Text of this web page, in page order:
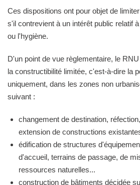
Ces dispositions ont pour objet de
s'il contrevient à un intérêt public relatif
ou l'hygiène.
D'un point de vue règlementaire, le
la constructibilité limitée, c'est-à-dire la
uniquement, dans les zones non
suivant :
changement de destination,
extension de constructions
édification de structures
d'accueil, terrains de passage, de
ressources naturelles...
construction de bâtiments décidée